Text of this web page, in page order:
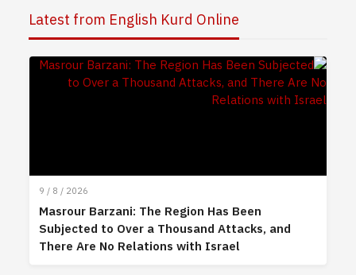
Latest from English Kurd Online
9 / 8 / 2026
Masrour Barzani: The Region Has Been
Subjected to Over a Thousand Attacks, and
There Are No Relations with Israel